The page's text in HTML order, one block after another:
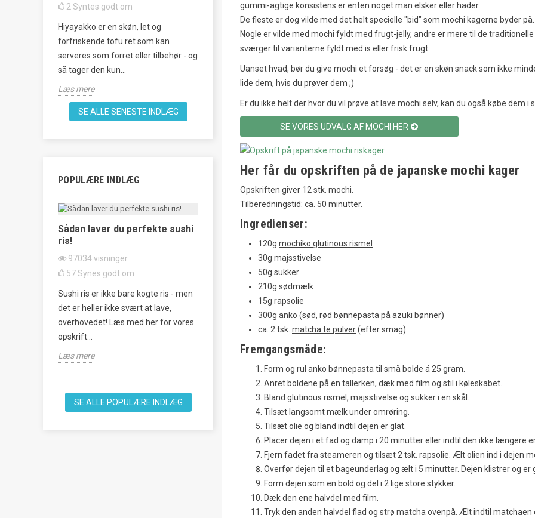
2 Syntes godt om
Hiyayakko er en skøn, let og
forfriskende tofu ret som kan
serveres som forret eller tilbehør - og
så tager den kun...
Læs mere
Oplev smagen af Okinawa med
denne lækre opskrift på taco rice. En
unik fusion af mexicansk og japansk
Tebasaki kyllingevinger er en
populær japansk ret, der er kendt for
sin sprøde tekstur og rige smag. Få
SE ALLE SENESTE INDLÆG
POPULÆRE INDLÆG
Sådan laver du perfekte sushi
ris!
97034visninger
57Synes godt om
Sushi ris er ikke bare kogte ris - men
det er heller ikke svært at lave,
overhovedet! Læs med her for vores
opskrift...
Læs mere
Tataki Kyuri - Japansk Knust
Agurkesalat
62386 visninger
Synes godt om
Tataki Kyuri er en hurtig og nem
japansk agurksalat der kan bruges
som et forfriskende tilbehør! At
knuse agurkerne...
madlavning. Her kan du læse om
hvordan miso fremstilles og hvad du
Læs mere
SE ALLE POPULÆRE INDLÆG
gummi-agtige konsistens er enten noget man elsker eller hader.
De fleste er dog vilde med det helt specielle "bid" som mochi kagerne byder på.
Nogle er vilde med mochi fyldt med frugt-jelly, andre er mere til de
sværger til varianterne fyldt med is eller frisk frugt.
Uanset hvad, bør du give mochi et forsøg - det er en skøn snack som ikke
lide dem, hvis du prøver dem ;)
Er du ikke helt der hvor du vil prøve at lave mochi selv, kan du også købe dem
SE VORES UDVALG AF MOCHI HER
Her får du opskriften på de japanske mochi kager
Opskriften giver 12 stk. mochi.
Tilberedningstid: ca. 50 minutter.
Ingredienser:
120g mochiko glutinous rismel
30g majsstivelse
50g sukker
210g sødmælk
15g rapsolie
300g anko (sød, rød bønnepasta på azuki bønner)
ca. 2 tsk. matcha te pulver(efter smag)
Fremgangsmåde:
Form og rul anko bønnepasta til små bolde á 25 gram.
Anret boldene på en tallerken, dæk med film og stil i køleskabet.
Bland glutinous rismel, majsstivelse og sukker i en skål.
Tilsæt langsomt mælk under omrøring.
Tilsæt olie og bland indtil dejen er glat.
Placer dejen i et fad og damp i 20 minutter eller indtil den ikke længere
Fjern fadet fra steameren og tilsæt 2 tsk. rapsolie. Ælt olien ind i dejen
Overfør dejen til et bageunderlag og ælt i 5 minutter. Dejen klistrer og
Form dejen som en bold og del i 2 lige store stykker.
Dæk den ene halvdel med film.
Tryk den anden halvdel flad og strø matcha ovenpå. Ælt indtil